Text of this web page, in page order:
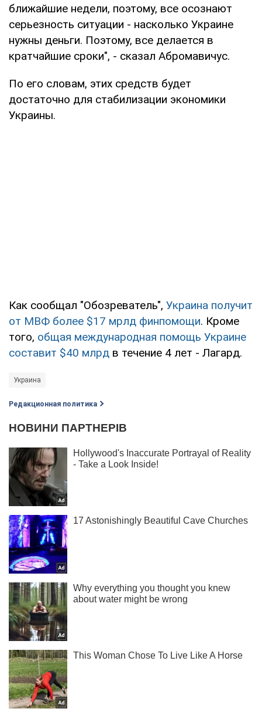
ближайшие недели, поэтому, все осознают
серьезность ситуации - насколько Украине
нужны деньги. Поэтому, все делается в
кратчайшие сроки", - сказал Абромавичус.
По его словам, этих средств будет
достаточно для стабилизации экономики
Украины.
Как сообщал "Обозреватель", Украина получит
от МВФ более $17 мрлд финпомощи. Кроме
того, общая международная помощь Украине
составит $40 млрд в течение 4 лет - Лагард.
Украина
Редакционная политика